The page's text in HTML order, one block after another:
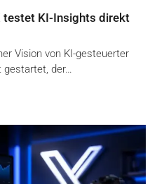
testet KI-Insights direkt
Vision von KI-gesteuerter
gestartet, der…